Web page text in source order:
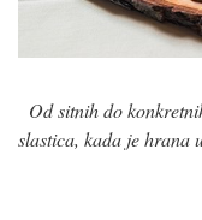
Od sitnih do
slastica, kada je hrana